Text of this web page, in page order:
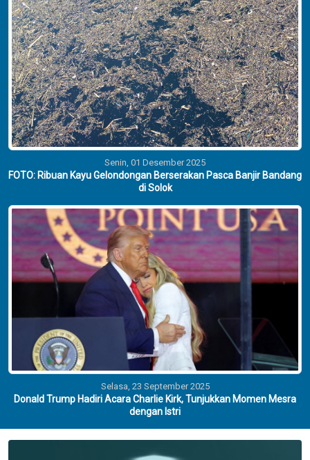
Senin, 01 Desember 2025
FOTO: Ribuan Kayu Gelondongan Berserakan Pasca Banjir Bandang
di Solok
Selasa, 23 September 2025
Donald Trump Hadiri Acara Charlie Kirk, Tunjukkan Momen Mesra
dengan Istri